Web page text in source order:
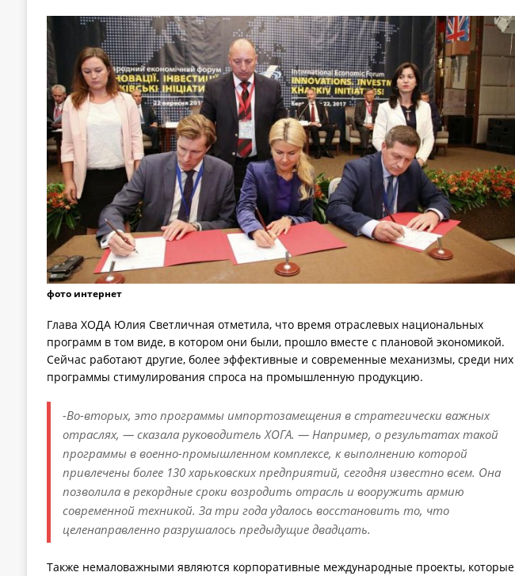
фото интернет
Глава ХОДА Юлия Светличная отметила, что время отраслевых национальных
программ в том виде, в котором они были, прошло вместе с плановой экономикой.
Сейчас работают другие, более эффективные и современные механизмы, среди них
программы стимулирования спроса на промышленную продукцию.
-Во-вторых, это программы импортозамещения в стратегически важных
отраслях, — сказала руководитель ХОГА. — Например, о результатах такой
программы в военно-промышленном комплексе, к выполнению которой
привлечены более 130 харьковских предприятий, сегодня известно всем. Она
позволила в рекордные сроки возродить отрасль и вооружить армию
современной техникой. За три года удалось восстановить то, что
целенаправленно разрушалось предыдущие двадцать.
Также немаловажными являются корпоративные международные проекты, которые